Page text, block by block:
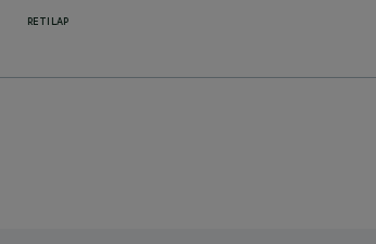
RETILAP